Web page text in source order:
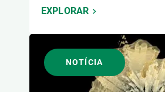
EXPLORAR
NOTÍCIA